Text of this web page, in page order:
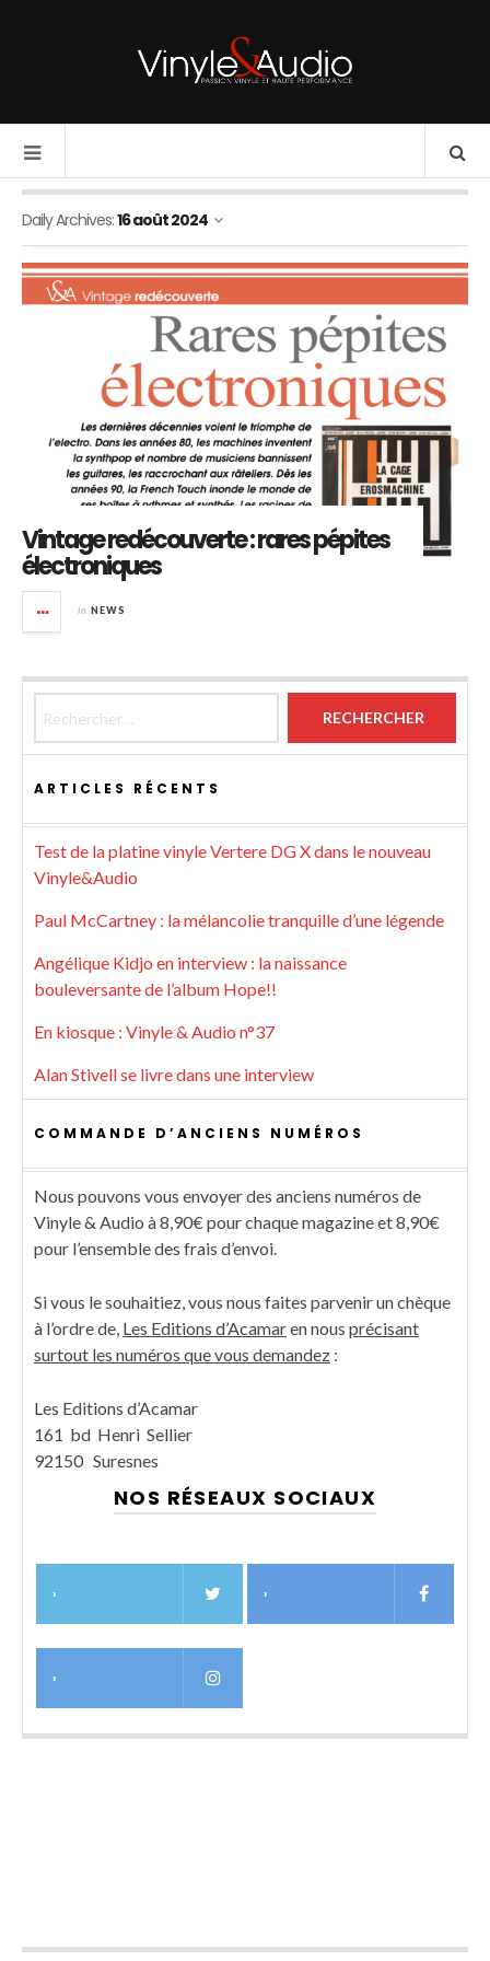
Daily Archives:16 août 2024
Vintage redécouverte : rares pépites
électroniques
in NEWS
ARTICLES RÉCENTS
Test de la platine vinyle Vertere DG X dans le nouveau
Vinyle&Audio
Paul McCartney : la mélancolie tranquille d’une légende
Angélique Kidjo en interview : la naissance
bouleversante de l’album Hope!!
En kiosque : Vinyle & Audio n°37
Alan Stivell se livre dans une interview
COMMANDE D’ANCIENS NUMÉROS
Nous pouvons vous envoyer des anciens numéros de
Vinyle & Audio à 8,90€ pour chaque magazine et 8,90€
pour l’ensemble des frais d’envoi.
Si vous le souhaitiez, vous nous faites parvenir un chèque
à l’ordre de, Les Editions d’Acamaren nous précisant
surtout les numéros que vous demandez :
Les Editions d’Acamar
161 bd Henri Sellier
92150 Suresnes
NOS RÉSEAUX SOCIAUX
› ›
›